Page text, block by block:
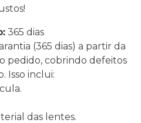
365 dias
(365 dias) a partir da
pedido, cobrindo defeitos
Isso inclui:
das lentes.